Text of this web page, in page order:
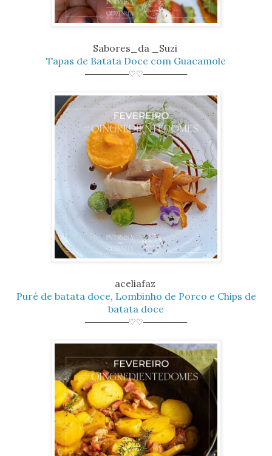
Sabores_da _Suzi
Tapas de Batata Doce com Guacamole
────────♡♡────────
aceliafaz
Puré de batata doce, Lombinho de Porco e Chips de
batata doce
────────♡♡────────